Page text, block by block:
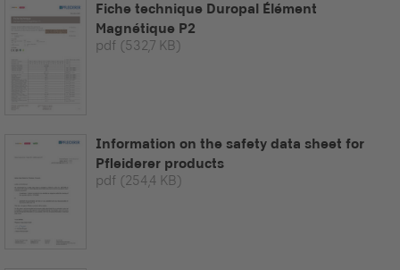
Fiche technique Duropal Élément
Magnétique P2
pdf (532,7 KB)
Information on the safety data sheet for
Pfleiderer products
pdf (254,4 KB)